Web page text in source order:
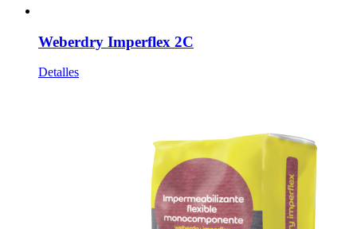
Weberdry Imperflex 2C
Detalles